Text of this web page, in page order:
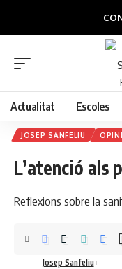
Actualitat Escoles
JOSEP SANFELIU
L’atenció als
Reflexions sobre la
Josep Sanfeliu